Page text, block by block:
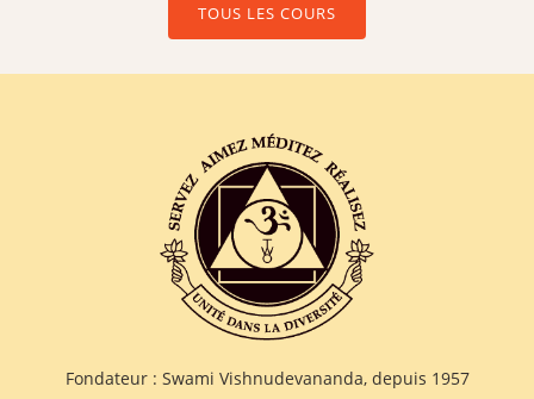
TOUS LES COURS
Fondateur : Swami Vishnudevananda, depuis 1957